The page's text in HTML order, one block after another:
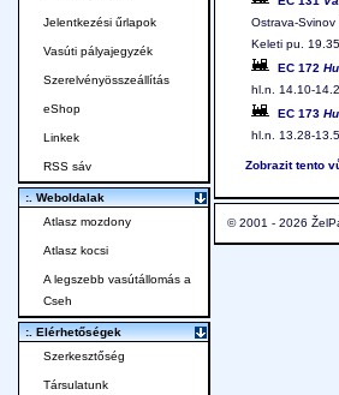
Ostrava-
Keleti pu. 19.35
EC 172
hl.n. 14.10-
EC 173
hl.n. 13.28-
Zobrazit tento
© 2001 - 2026
Jelentkezési űrlapok
Vasúti pályajegyzék
Szerelvényösszeállítás
eShop
Linkek
RSS sáv
:. Weboldalak
Atlasz mozdony
Atlasz kocsi
A legszebb vasútállomás a
Cseh
:. Elérhetőségek
Szerkesztőség
Társulatunk